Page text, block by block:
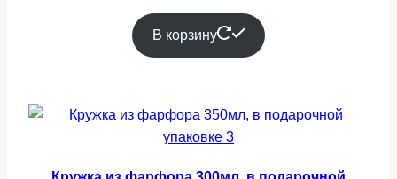
В корзину